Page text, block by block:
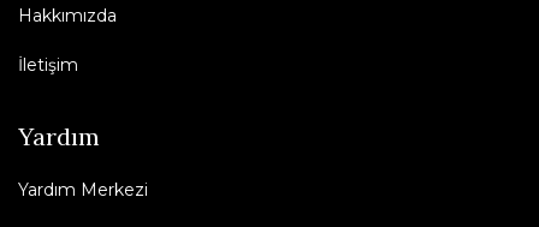
Hakkımızda
İletişim
Yardım
Yardım Merkezi